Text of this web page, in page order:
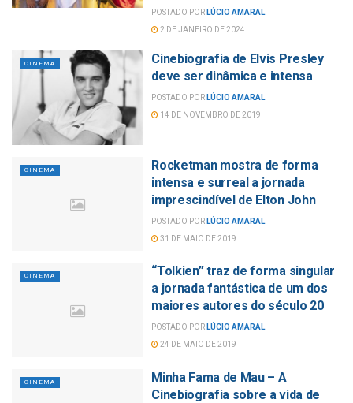
POSTADO POR LÚCIO AMARAL
2 DE JANEIRO DE 2024
CINEMA
Cinebiografia de Elvis Presley
deve ser dinâmica e intensa
POSTADO POR LÚCIO AMARAL
14 DE NOVEMBRO DE 2019
CINEMA
Rocketman mostra de forma
intensa e surreal a jornada
imprescindível de Elton John
POSTADO POR LÚCIO AMARAL
31 DE MAIO DE 2019
CINEMA
“Tolkien” traz de forma singular
a jornada fantástica de um dos
maiores autores do século 20
POSTADO POR LÚCIO AMARAL
24 DE MAIO DE 2019
CINEMA
Minha Fama de Mau – A
Cinebiografia sobre a vida de